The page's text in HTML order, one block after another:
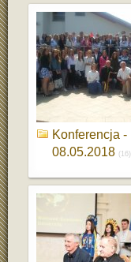
Konferencja -
08.05.2018 (16)